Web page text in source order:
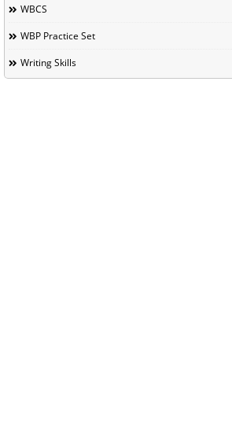
WBCS
WBP Practice Set
Writing Skills